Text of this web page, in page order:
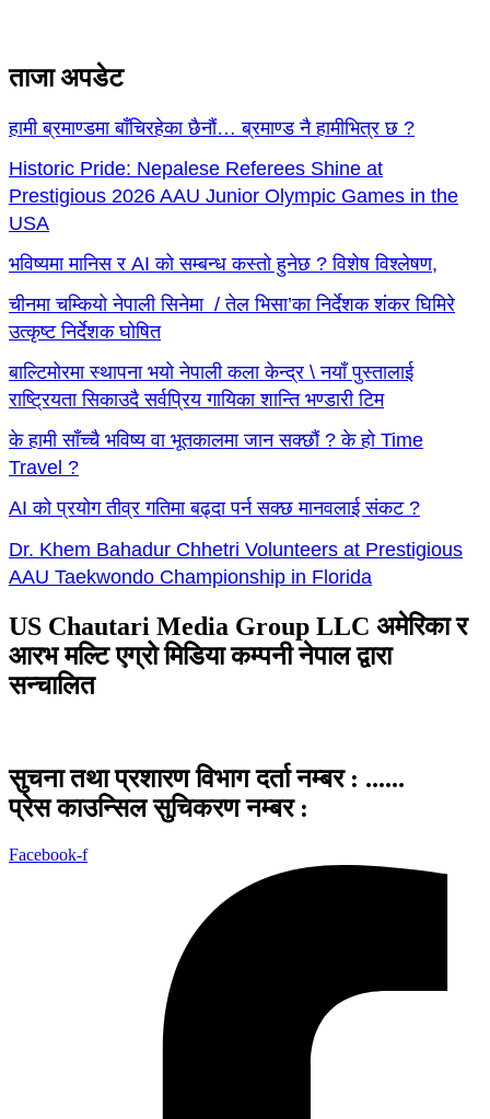
ताजा अपडेट
हामी ब्रमाण्डमा बाँचिरहेका छैनौं… ब्रमाण्ड नै हामीभित्र छ ?
Historic Pride: Nepalese Referees Shine at
Prestigious 2026 AAU Junior Olympic Games in the
USA
भविष्यमा मानिस र AI को सम्बन्ध कस्तो हुनेछ ? विशेष विश्लेषण,
चीनमा चम्कियो नेपाली सिनेमा / तेल भिसा’का निर्देशक शंकर घिमिरे
उत्कृष्ट निर्देशक घोषित
बाल्टिमोरमा स्थापना भयो नेपाली कला केन्द्र \ नयाँ पुस्तालाई
राष्ट्रियता सिकाउदै सर्वप्रिय गायिका शान्ति भण्डारी टिम
के हामी साँच्चै भविष्य वा भूतकालमा जान सक्छौं ? के हो Time
Travel ?
AI को प्रयोग तीव्र गतिमा बढ्दा पर्न सक्छ मानवलाई संकट ?
Dr. Khem Bahadur Chhetri Volunteers at Prestigious
AAU Taekwondo Championship in Florida
US Chautari Media Group LLC अमेरिका र
आरभ मल्टि एग्रो मिडिया कम्पनी नेपाल द्वारा
सन्चालित
सुचना तथा प्रशारण विभाग दर्ता नम्बर : ......
प्रेस काउन्सिल सुचिकरण नम्बर :
Facebook-f